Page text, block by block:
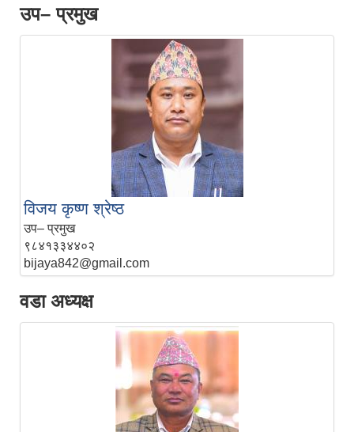
उप– प्रमुख
विजय कृष्ण श्रेष्ठ
उप– प्रमुख
९८४१३३४४०२
bijaya842@gmail.com
वडा अध्यक्ष